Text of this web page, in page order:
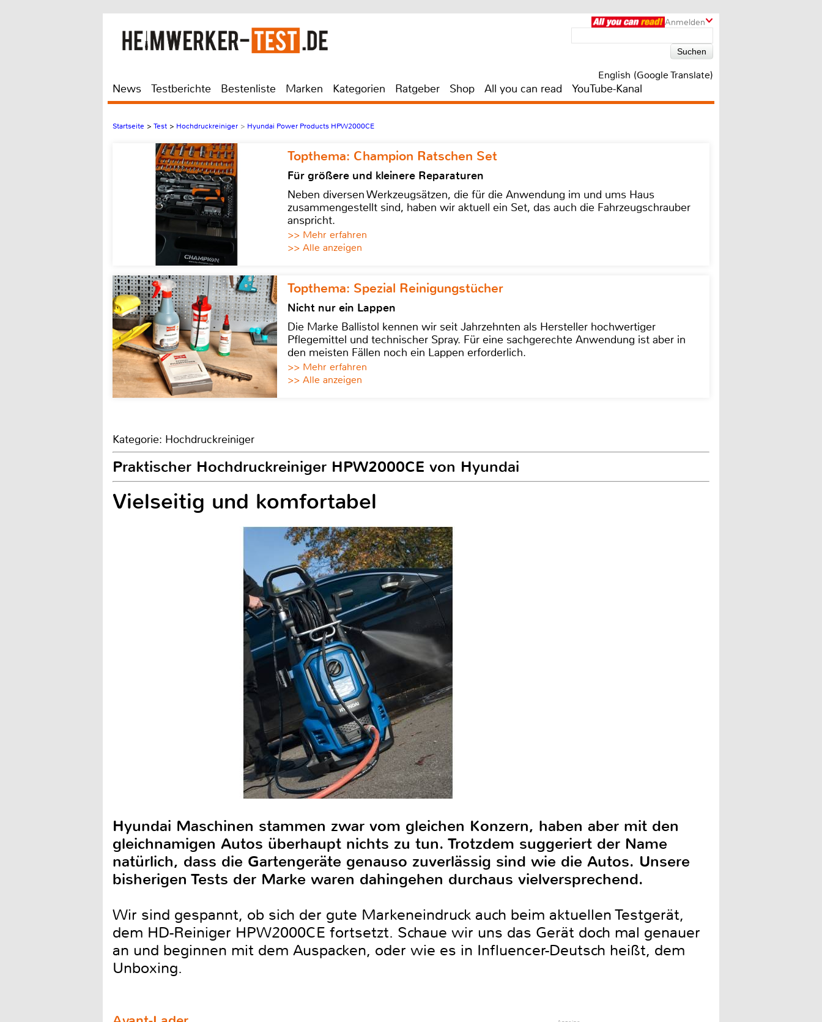
Anmelden
English (Google Translate)
News Testberichte Bestenliste Marken Kategorien Ratgeber Shop All you can read YouTube-Kanal
Startseite > Test > Hochdruckreiniger > Hyundai Power Products HPW2000CE
Topthema: Champion Ratschen Set
Für größere und kleinere Reparaturen
Neben diversen Werkzeugsätzen, die für die Anwendung im und ums Haus
zusammengestellt sind, haben wir aktuell ein Set, das auch die Fahrzeugschrauber
anspricht.
>> Mehr erfahren
>> Alle anzeigen
Topthema: Spezial Reinigungstücher
Nicht nur ein Lappen
Die Marke Ballistol kennen wir seit Jahrzehnten als Hersteller hochwertiger
Pflegemittel und technischer Spray. Für eine sachgerechte Anwendung ist aber in
den meisten Fällen noch ein Lappen erforderlich.
>> Mehr erfahren
>> Alle anzeigen
Kategorie: Hochdruckreiniger
Praktischer Hochdruckreiniger HPW2000CE von Hyundai
Vielseitig und komfortabel
Hyundai Maschinen stammen zwar vom gleichen Konzern, haben aber mit den
gleichnamigen Autos überhaupt nichts zu tun. Trotzdem suggeriert der Name
natürlich, dass die Gartengeräte genauso zuverlässig sind wie die Autos. Unsere
bisherigen Tests der Marke waren dahingehen durchaus vielversprechend.
Wir sind gespannt, ob sich der gute Markeneindruck auch beim aktuellen Testgerät,
dem HD-Reiniger HPW2000CE fortsetzt. Schaue wir uns das Gerät doch mal genauer
an und beginnen mit dem Auspacken, oder wie es in Influencer-Deutsch heißt, dem
Unboxing.